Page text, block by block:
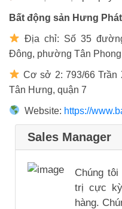
Bất động sản Hưng Phát
Địa chỉ: Số 35
Đông, phường Tân
Cơ sở 2: 793/66 Trần
Tân Hưng, quận 7
Website: https://
Sales Manager
Chúng
trị cực
hàng.